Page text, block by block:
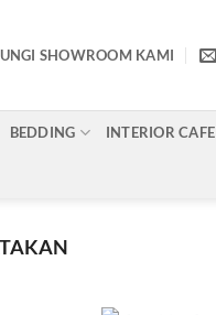
SHOWROOM KAMI
BEDDING INTERIOR CAFE